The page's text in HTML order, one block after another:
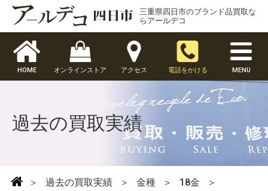
三重県四日市のブランド品買取な
らアールデコ
HOME オンラインストア アクセス 電話をかける MENU
過去の買取実績
＞ 過去の買取実績 ＞ 金種 ＞ 18金
＞